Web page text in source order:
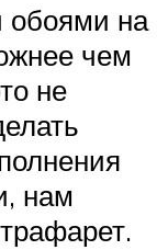
обоями на
чем
не
нам